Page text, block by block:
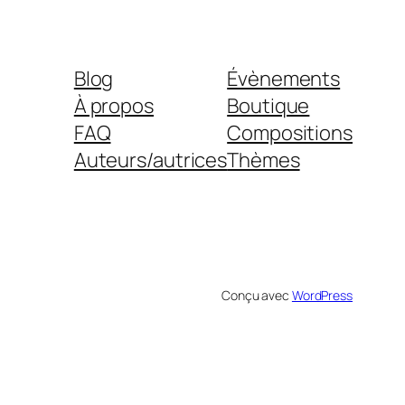
Blog
À propos
FAQ
Auteurs/autrices
Évènements
Boutique
Compositions
Thèmes
Conçu avec WordPress